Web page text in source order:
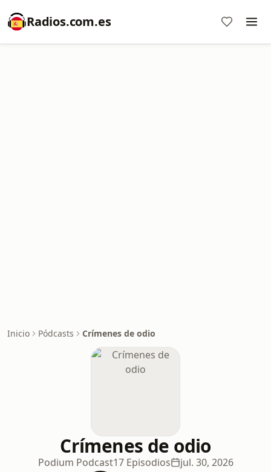
Radios.com.es
Inicio Pódcasts Crímenes de odio
Crímenes de odio
Podium Podcast17 Episodios jul. 30, 2026